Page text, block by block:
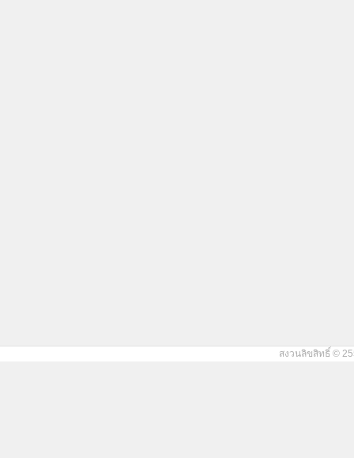
สงวนลิขสิทธิ์ ©